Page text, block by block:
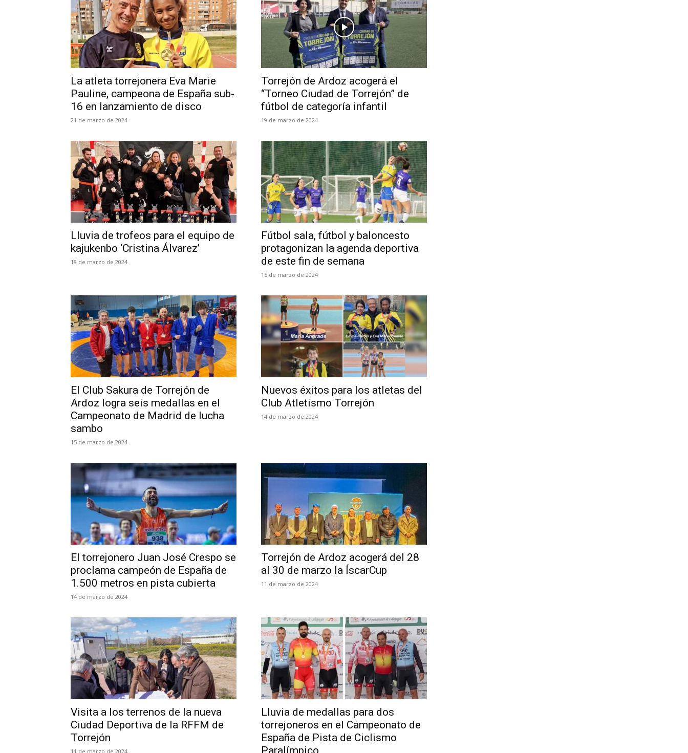
La atleta torrejonera Eva Marie
Pauline, campeona de España sub-
16 en lanzamiento de disco
21 de marzo de 2024
Torrejón de Ardoz acogerá el
“Torneo Ciudad de Torrejón” de
fútbol de categoría infantil
19 de marzo de 2024
Lluvia de trofeos para el equipo de
kajukenbo ‘Cristina Álvarez’
18 de marzo de 2024
Fútbol sala, fútbol y baloncesto
protagonizan la agenda deportiva
de este fin de semana
15 de marzo de 2024
El Club Sakura de Torrejón de
Ardoz logra seis medallas en el
Campeonato de Madrid de lucha
sambo
15 de marzo de 2024
Nuevos éxitos para los atletas del
Club Atletismo Torrejón
14 de marzo de 2024
El torrejonero Juan José Crespo se
proclama campeón de España de
1.500 metros en pista cubierta
14 de marzo de 2024
Torrejón de Ardoz acogerá del 28
al 30 de marzo la ÍscarCup
11 de marzo de 2024
Visita a los terrenos de la nueva
Ciudad Deportiva de la RFFM de
Torrejón
11 de marzo de 2024
Lluvia de medallas para dos
torrejoneros en el Campeonato de
España de Pista de Ciclismo
Paralímpico